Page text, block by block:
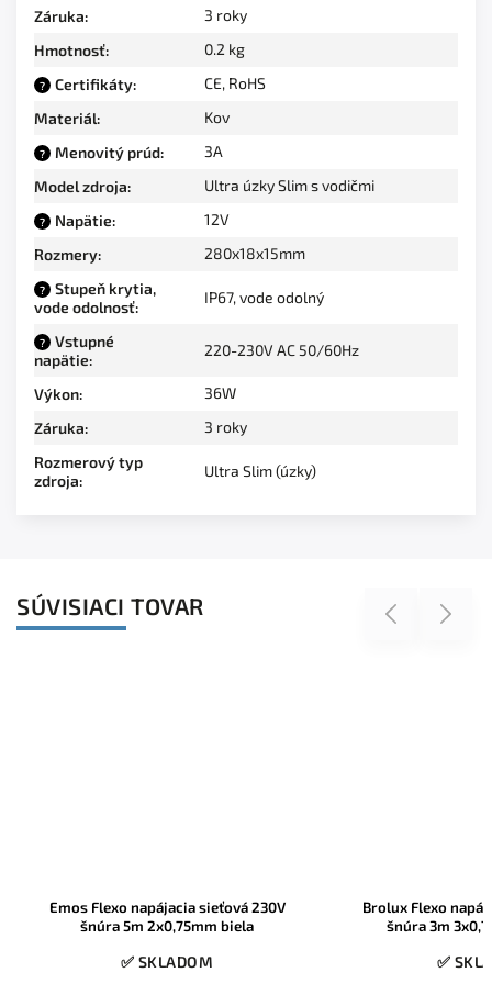
Záruka:
3 roky
Hmotnosť: 0.2 kg
? Certifikáty:
CE, RoHS
Materiál: Kov
? Menovitý prúd:
3A
Model zdroja: Ultra úzky Slim s vodičmi
? Napätie:
12V
Rozmery: 280x18x15mm
?
Stupeň krytia,
vode odolnosť:
IP67, vode odolný
?
Vstupné
napätie:
220-230V AC 50/60Hz
Výkon:
36W
Záruka:
3 roky
Rozmerový typ
zdroja:
Ultra Slim (úzky)
SÚVISIACI TOVAR Previous
Brolux Flexo napájacia sieťová 230V
šnúra 3m 3x0,75mm čierna s
✅ SKLADOM
Next